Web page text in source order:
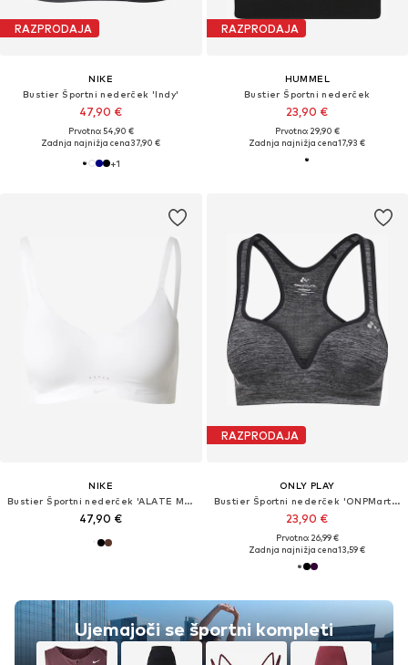
RAZPRODAJA
NIKE
Bustier Športni nederček 'Indy'
47,90 €
Prvotno: 54,90 €
Zadnja najnižja cena37,90 €
+1
RAZPRODAJA
HUMMEL
Bustier Športni nederček
23,90 €
Prvotno: 29,90 €
Zadnja najnižja cena17,93 €
NIKE
Bustier Športni nederček 'ALATE MINIMALIST'
47,90 €
Ujemajoči se športni kompleti
RAZPRODAJA
ONLY PLAY
Bustier Športni nederček 'ONPMartine-2'
23,90 €
Prvotno: 26,99 €
Zadnja najnižja cena13,59 €